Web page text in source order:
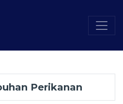
Perikanan